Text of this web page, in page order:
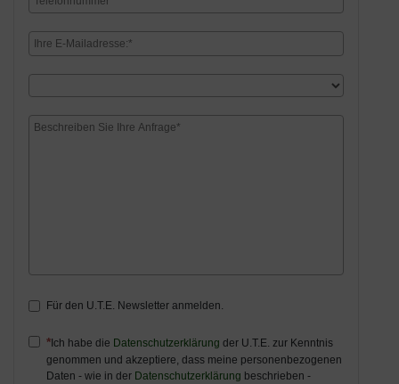
Für den U.T.E. Newsletter anmelden.
Ich habe die Datenschutzerklärung der U.T.E. zur Kenntnis
genommen und akzeptiere, dass meine personenbezogenen
Daten - wie in der Datenschutzerklärung beschrieben -